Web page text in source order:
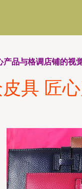
产品与格调店铺的视
具 匠